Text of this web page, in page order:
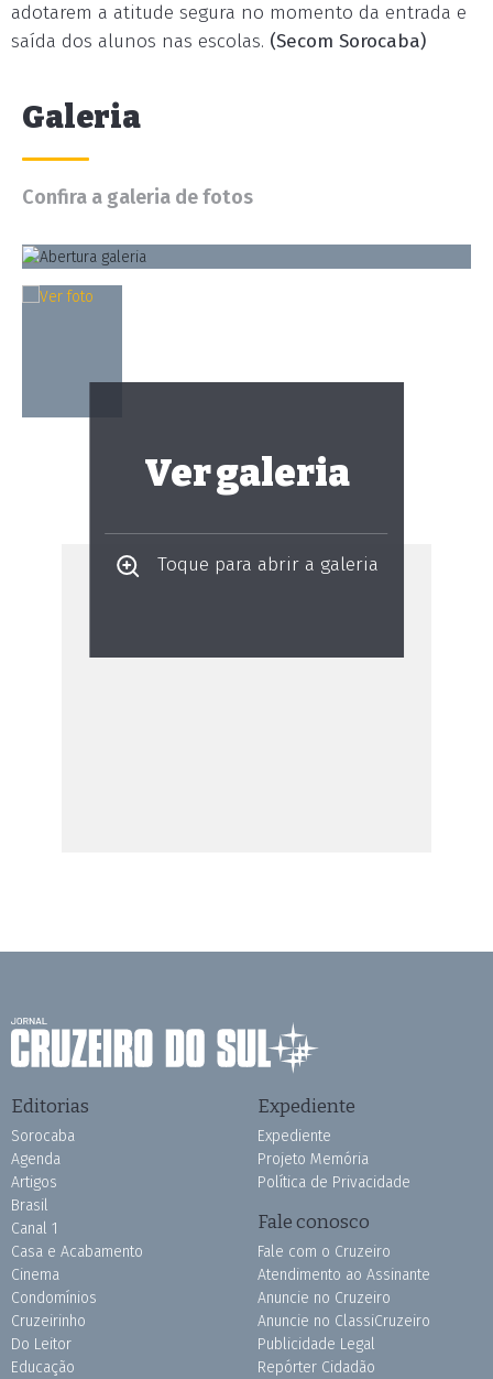
adotarem a atitude segura no momento da entrada e
saída dos alunos nas escolas. (Secom Sorocaba)
Galeria
Confira a galeria de fotos
Ver galeria
Toque para abrir a galeria
Editorias
Sorocaba
Agenda
Artigos
Brasil
Canal 1
Casa e Acabamento
Cinema
Condomínios
Cruzeirinho
Do Leitor
Educação
Expediente
Expediente
Projeto Memória
Política de Privacidade
Fale conosco
Fale com o Cruzeiro
Atendimento ao Assinante
Anuncie no Cruzeiro
Anuncie no ClassiCruzeiro
Publicidade Legal
Repórter Cidadão